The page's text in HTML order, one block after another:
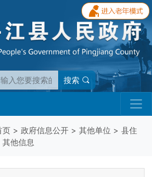
搜索
页 > 政府信息公开 > 其他单位 > 县住
其他信息